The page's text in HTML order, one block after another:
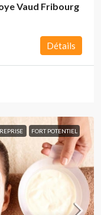
Vaud Fribourg
Détails
FORT POTENTIEL